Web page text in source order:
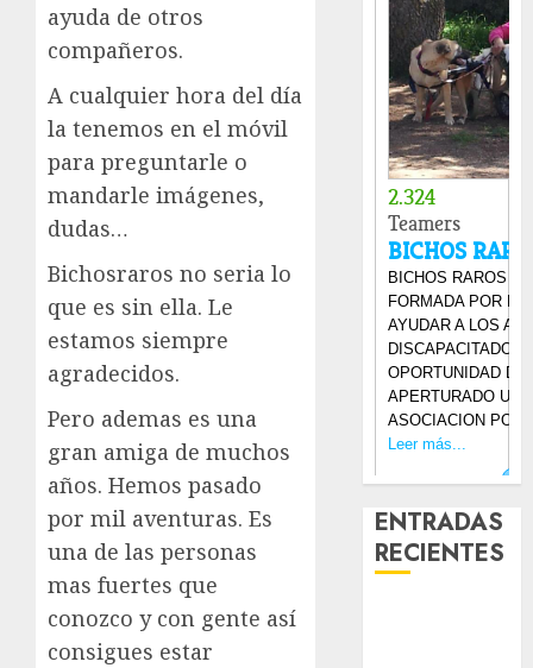
ayuda de otros
compañeros.
A cualquier hora del día
la tenemos en el móvil
para preguntarle o
mandarle imágenes,
dudas…
Bichosraros no seria lo
que es sin ella. Le
estamos siempre
agradecidos.
Pero ademas es una
gran amiga de muchos
años. Hemos pasado
por mil aventuras. Es
una de las personas
mas fuertes que
conozco y con gente así
consigues estar
ENTRADAS
RECIENTES